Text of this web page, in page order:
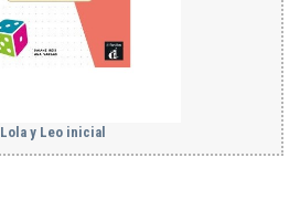
Lola y Leo inicial